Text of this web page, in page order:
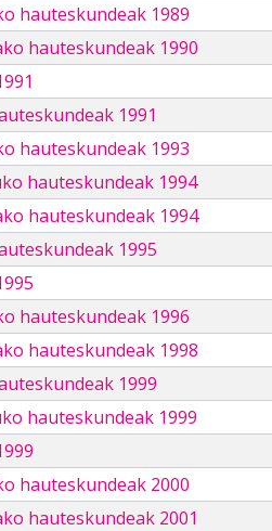
hauteskundeak 1989
hauteskundeak 1990
1991
hauteskundeak 1993
hauteskundeak 1994
hauteskundeak 1994
1995
hauteskundeak 1996
hauteskundeak 1998
1999
hauteskundeak 1999
hauteskundeak 2000
hauteskundeak 2001